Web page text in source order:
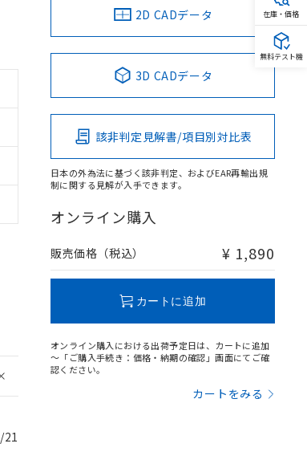
21
2D CADデータ
3D CADデータ
該非判定見解書/項目別対比表
日本の外為法に基づく該非判定、およびEAR再輸出規
制に関する見解が入手できます。
オンライン購入
販売価格（税込） ¥ 1,890
カートに追加
オンライン購入における出荷予定日は、カートに追加
～「ご購入手続き：価格・納期の確認」画面にてご確
認ください。
カートをみる
在庫・価格
無料テスト機